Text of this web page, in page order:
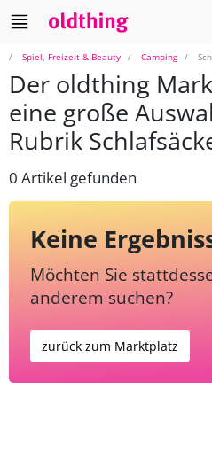
Spiel, Freizeit & Beauty Camping
Der oldthing
eine große
Rubrik
0 Artikel gefunden
Keine
Möchten Sie
anderem suchen?
zurück zum Marktplatz